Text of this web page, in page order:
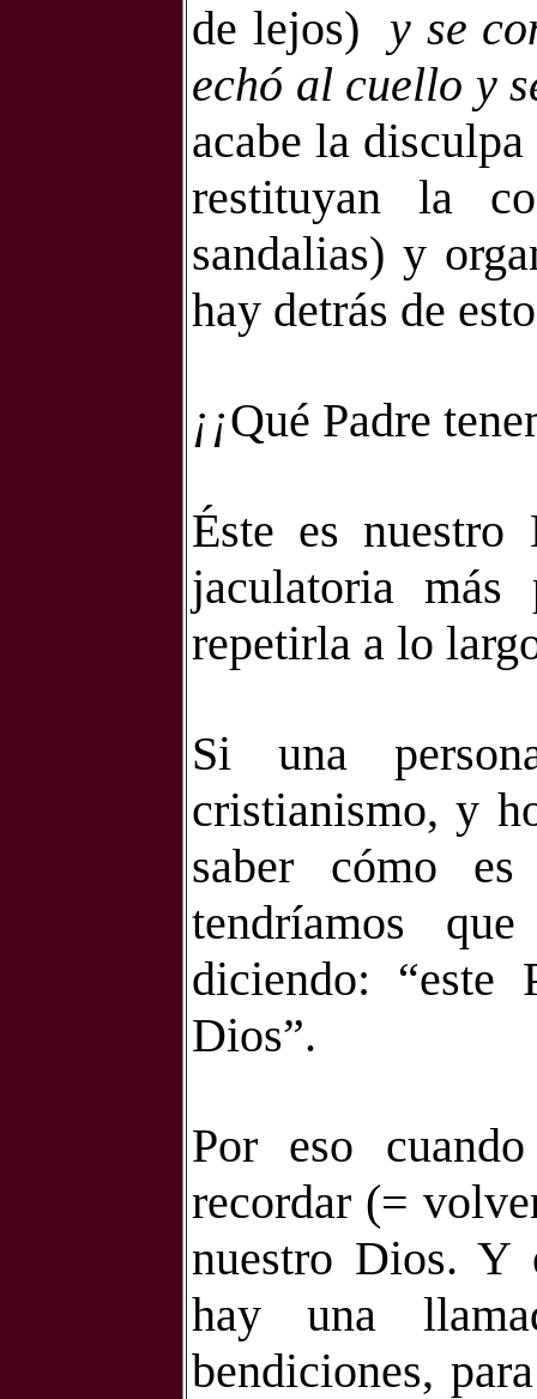
de lejos) y se
echó al cuello y
acabe la
restituyan la
sandalias) y
hay detrás de
¡¡Qué Padre
Éste es nuestro
jaculatoria más
repetirla a lo
Si una
cristianismo, y
saber cómo
tendríamos
diciendo: “este
Dios”.
Por eso
recordar (=
nuestro Dios. Y
hay una
bendiciones,